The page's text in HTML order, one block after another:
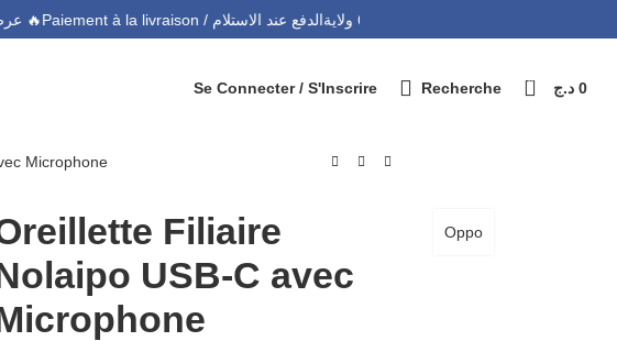
🔥 OFFRE SPÉCIALE 🔥 عرض خاص 🔥 Paiement à la livraison / الدفع عند الاستلام
Se Connecter / S'Inscrire Recherche 0 0 د.ج
Microphone
Filiaire
USB-C avec
Oppo